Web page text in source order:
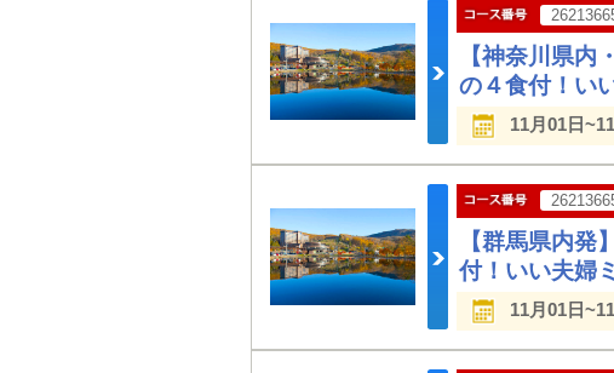
【神奈川県
の４食付！い
11月01日
【群馬県内
付！いい夫婦
11月01日